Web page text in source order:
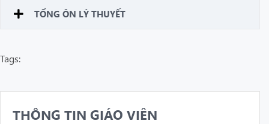
TỔNG ÔN LÝ THUYẾT
Tags:
THÔNG TIN GIÁO VIÊN